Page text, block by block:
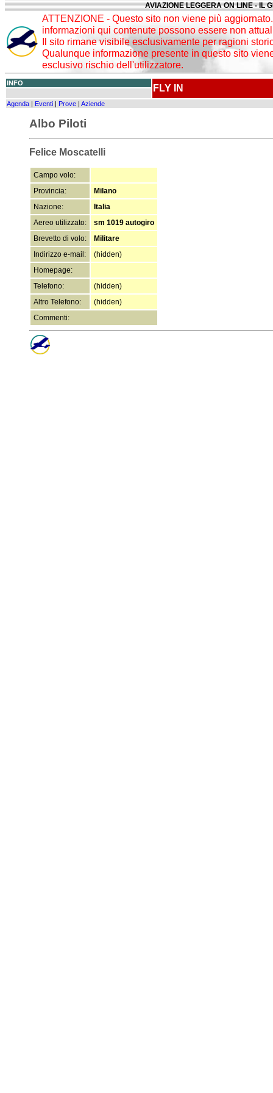
AVIAZIONE LEGGERA ON LINE - IL
ATTENZIONE - Questo sito non viene più
informazioni qui contenute possono essere non
Il sito rimane visibile esclusivamente per ragioni
Qualunque informazione presente in questo sito
esclusivo rischio dell'utilizzatore.
INFO FLY IN
Agenda | Eventi | Prove | Aziende
Albo Piloti
Felice Moscatelli
Campo volo:
Provincia:
Milano
Nazione:
Italia
Aereo utilizzato:
sm 1019 autogiro
Brevetto di volo:
Militare
Indirizzo e-mail:
(hidden)
Homepage:
Telefono:
(hidden)
Altro Telefono:
(hidden)
Commenti: